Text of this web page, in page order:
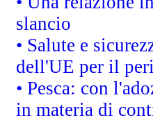
slancio
• Salute e
dell'UE per il
• Pesca: con
in materia di